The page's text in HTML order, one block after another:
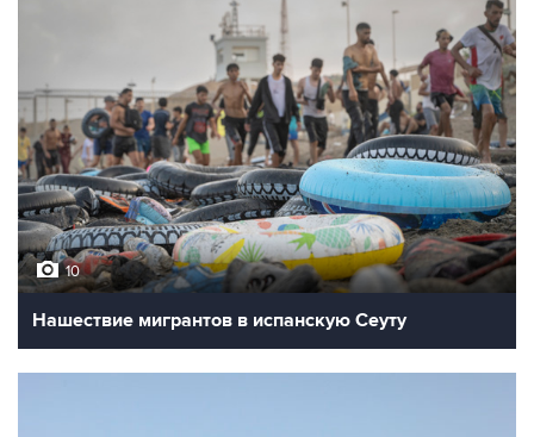
10
Нашествие мигрантов в испанскую Сеуту